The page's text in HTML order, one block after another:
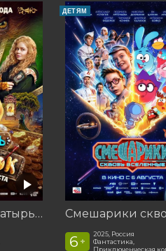
Последний богатырь. Колобок
ДЕТЯМ
6 +
2025, Россия
Фантастика,
Приключенческая